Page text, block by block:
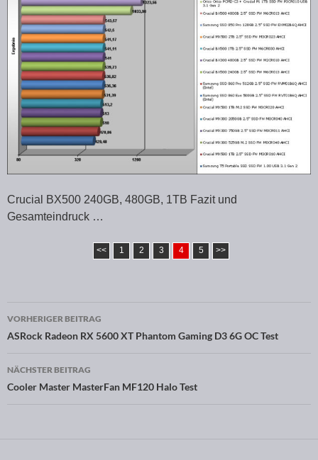
Crucial BX500 240GB, 480GB, 1TB Fazit und
Gesamteindruck …
<< 1 2 3 4 5 >>
Beitragsnavigation
VORHERIGER BEITRAG
ASRock Radeon RX 5600 XT Phantom Gaming D3 6G OC Test
NÄCHSTER BEITRAG
Cooler Master MasterFan MF120 Halo Test